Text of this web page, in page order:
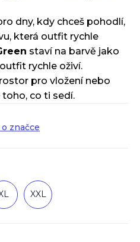
XXL
dny, kdy chceš pohodlí,
která outfit rychle
staví na barvě jako
rychle oživí.
pro vložení nebo
co ti sedí.
značce